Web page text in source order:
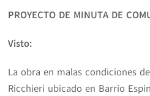
PROYECTO DE MINUTA DE
Visto:
La obra en malas condiciones
Ricchieri ubicado en Barrio